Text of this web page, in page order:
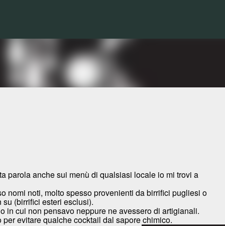
parola anche sui menù di qualsiasi locale io mi trovi a
nomi noti, molto spesso provenienti da birrifici pugliesi o
(birrifici esteri esclusi).
in cui non pensavo neppure ne avessero di artigianali.
evitare qualche cocktail dal sapore chimico.